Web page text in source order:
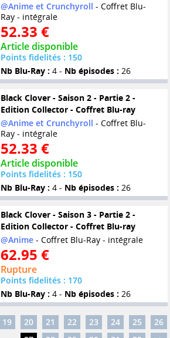
@Anime et Crunchyroll - Coffret Blu-
Ray - intégrale
52.33 €
Article disponible
Points fidelités : 150
Nb Blu-Ray : 4 - Nb épisodes : 26
Black Clover - Saison 2 - Partie 2 -
Edition Collector - Coffret Blu-ray
@Anime et Crunchyroll - Coffret Blu-
Ray - intégrale
52.33 €
Article disponible
Points fidelités : 150
Nb Blu-Ray : 4 - Nb épisodes : 26
Black Clover - Saison 3 - Partie 2 -
Edition Collector - Coffret Blu-ray
@Anime- Coffret Blu-Ray - intégrale
62.95 €
Rupture
Points fidelités : 170
Nb Blu-Ray : 4 - Nb épisodes : 26
19 20 21 22 23 24 25
26